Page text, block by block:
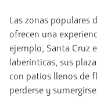
Las zonas populares
ofrecen una
ejemplo, Santa Cruz
laberínticas, sus
con patios llenos de
perderse y